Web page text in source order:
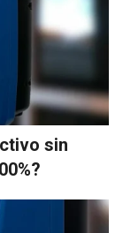
sin